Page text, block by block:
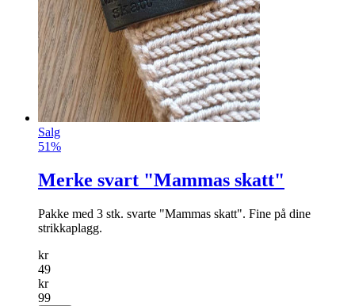
Salg
51%
Merke svart "Mammas skatt"
Pakke med 3 stk. svarte "Mammas skatt". Fine på dine
strikkaplagg.
kr
49
kr
99